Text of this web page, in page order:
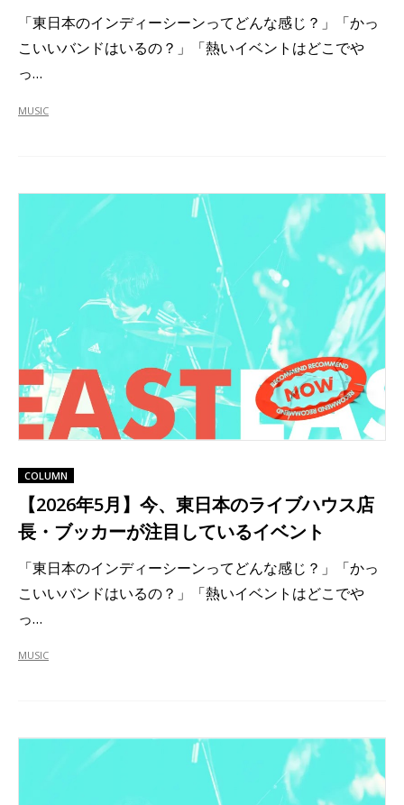
「東日本のインディーシーンってどんな感じ？」「かっ
こいいバンドはいるの？」「熱いイベントはどこでや
っ…
MUSIC
COLUMN
【2026年5月】今、東日本のライブハウス店
長・ブッカーが注目しているイベント
「東日本のインディーシーンってどんな感じ？」「かっ
こいいバンドはいるの？」「熱いイベントはどこでや
っ…
MUSIC